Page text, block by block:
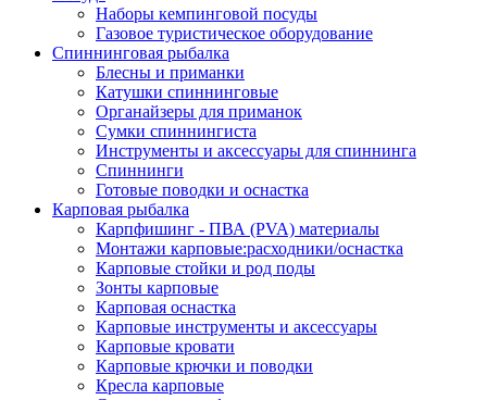
Наборы кемпинговой посуды
Газовое туристическое оборудование
Спиннинговая рыбалка
Блесны и приманки
Катушки спиннинговые
Органайзеры для приманок
Сумки спиннингиста
Инструменты и аксессуары для спиннинга
Спиннинги
Готовые поводки и оснастка
Карповая рыбалка
Карпфишинг - ПВА (PVA) материалы
Монтажи карповые:расходники/оснастка
Карповые стойки и род поды
Зонты карповые
Карповая оснастка
Карповые инструменты и аксессуары
Карповые кровати
Карповые крючки и поводки
Кресла карповые